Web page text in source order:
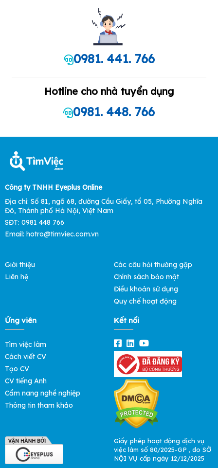
0981. 441. 766
Hotline cho nhà tuyển dụng
0981. 448. 766
Công ty TNHH Eyeplus Online
Địa chỉ: Số 81, ngõ 68, đường Cầu Giấy, tổ 05, Phường Nghĩa
Đô, Thành phố Hà Nội, Việt Nam
SĐT: 0981 448 766
Email: hotro@timviec.com.vn
Giới thiệu
Liên hệ
Các câu hỏi thường gặp
Chính sách bảo mật
Điều khoản sử dụng
Quy chế hoạt động
Ứng viên
Tìm việc làm
Cách viết CV
Tạo CV
CV tiếng Anh
Cẩm nang nghề nghiệp
Thông tin tham khảo
Kết nối
Giấy phép hoạt động dịch vụ
việc làm số 80/2025-GP , do SỞ
NỘI VỤ cấp ngày 12/12/2025